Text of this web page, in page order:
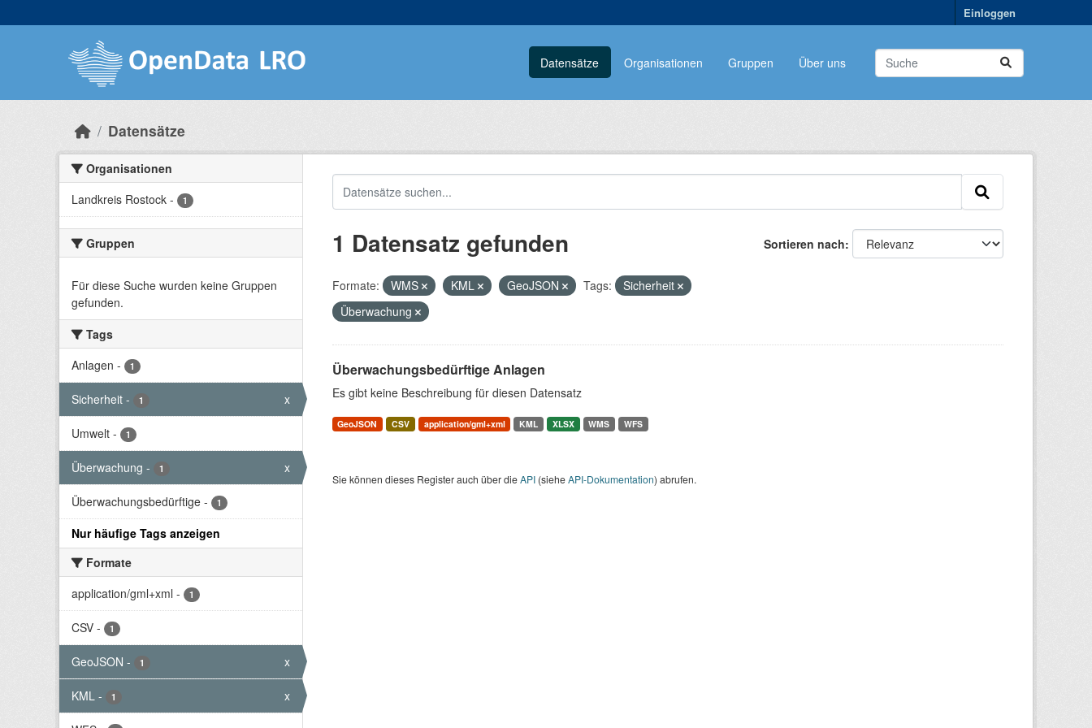
Einloggen
Datensätze Organisationen Gruppen Über uns
Datensätze
Organisationen
Landkreis Rostock - 1
Gruppen
Für diese Suche wurden keine Gruppen
gefunden.
Tags
Anlagen - 1
Sicherheit - 1 x
Umwelt - 1
Überwachung - 1 x
Überwachungsbedürftige - 1
Nur häufige Tags anzeigen
Formate
application/gml+xml - 1
CSV - 1
GeoJSON - 1 x
KML - 1 x
Sortieren nach
1 Datensatz gefunden
Formate: WMS KML GeoJSON Tags:
Sicherheit
Überwachung
Überwachungsbedürftige Anlagen
Es gibt keine Beschreibung für diesen Datensatz
GeoJSON CSV application/gml+xml KML XLSX WMS WFS
Sie können dieses Register auch über dieAPI(sieheAPI-Dokumentation) abrufen.